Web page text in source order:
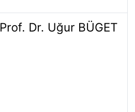
Prof. Dr. Uğur BÜGET